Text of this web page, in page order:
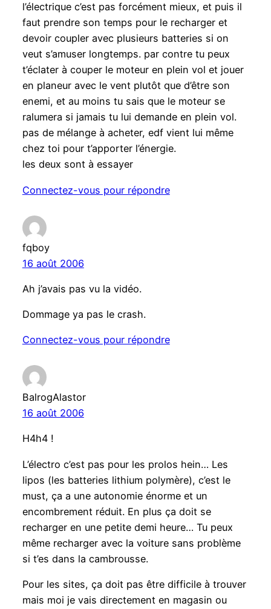
l’électrique c’est pas forcément mieux, et puis il
faut prendre son temps pour le recharger et
devoir coupler avec plusieurs batteries si on
veut s’amuser longtemps. par contre tu peux
t’éclater à couper le moteur en plein vol et jouer
en planeur avec le vent plutôt que d’être son
enemi, et au moins tu sais que le moteur se
ralumera si jamais tu lui demande en plein vol.
pas de mélange à acheter, edf vient lui même
chez toi pour t’apporter l’énergie.
les deux sont à essayer
Connectez-vous pour répondre
fqboy
16 août 2006
Ah j’avais pas vu la vidéo.
Dommage ya pas le crash.
Connectez-vous pour répondre
BalrogAlastor
16 août 2006
H4h4 !
L’électro c’est pas pour les prolos hein… Les
lipos (les batteries lithium polymère), c’est le
must, ça a une autonomie énorme et un
encombrement réduit. En plus ça doit se
recharger en une petite demi heure… Tu peux
même recharger avec la voiture sans problème
si t’es dans la cambrousse.
Pour les sites, ça doit pas être difficile à trouver
mais moi je vais directement en magasin ou